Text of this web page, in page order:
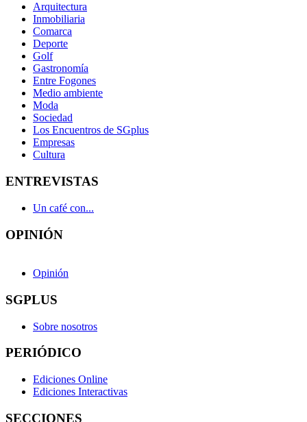
Arquitectura
Inmobiliaria
Comarca
Deporte
Golf
Gastronomía
Entre Fogones
Medio ambiente
Moda
Sociedad
Los Encuentros de SGplus
Empresas
Cultura
ENTREVISTAS
Un café con...
OPINIÓN
Opinión
SGPLUS
Sobre nosotros
PERIÓDICO
Ediciones Online
Ediciones Interactivas
SECCIONES